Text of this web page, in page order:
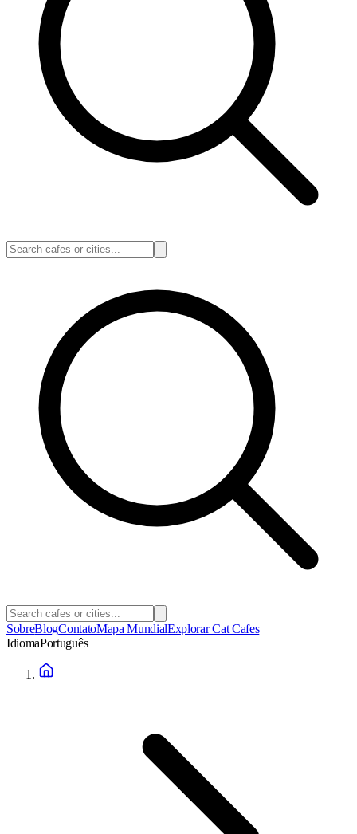
SobreBlogContatoMapa MundialExplorar Cat Cafes
IdiomaPortuguês